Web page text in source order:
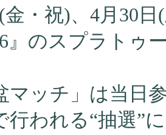
金・祝)、4月30
』のスプラトゥ
マッチ」は当日
行われる“抽選”